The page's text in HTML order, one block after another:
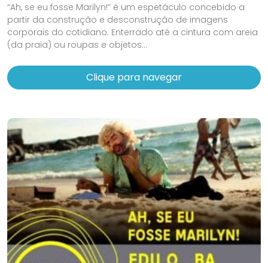
“Ah, se eu fosse Marilyn!” é um espetáculo concebido a
partir da construção e desconstrução de imagens
corporais do cotidiano. Enterrado até a cintura com areia
(da praia) ou roupas e objetos...
Clique para navegar